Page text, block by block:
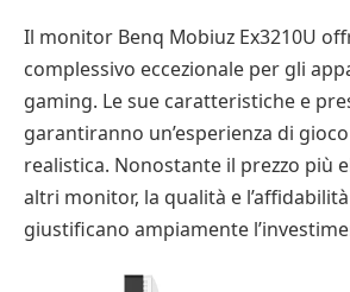
Il monitor Benq Mobiuz Ex3210U
complessivo eccezionale per gli
gaming. Le sue caratteristiche e
garantiranno un’esperienza di
realistica. Nonostante il prezzo più
altri monitor, la qualità e
giustificano ampiamente